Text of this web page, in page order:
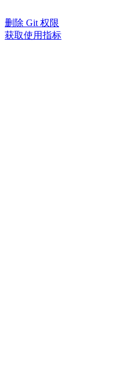
删除 Git 权限
获取使用指标